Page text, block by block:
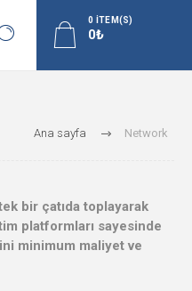
0 ITEM(S)
Ana sayfa Network
bir çatıda toplayarak
platformları sayesinde
minimum maliyet ve